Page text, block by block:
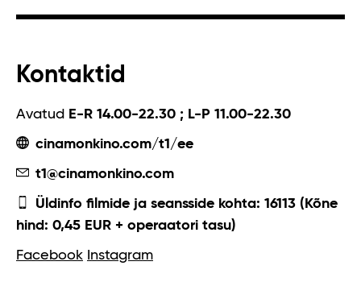
Kontaktid
Avatud E-R 14.00-22.30 ; L-P 11.00-22.30
cinamonkino.com/t1/ee
t1@cinamonkino.com
Üldinfo filmide ja seansside kohta: 16113 (Kõne
hind: 0,45 EUR + operaatori tasu)
Facebook Instagram